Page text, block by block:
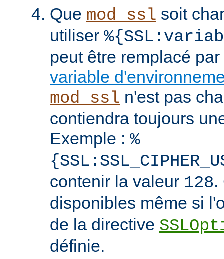
Que mod_ssl soit
utiliser
peut être remplacé
variable
mod_ssl n'est pas
contiendra toujours
Exemple : %
contenir la valeur 128.
disponibles même si
de la directive
définie.